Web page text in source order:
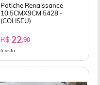
Potiche Renaissance
10,5CMX9CM 5428 -
(COLISEU)
R$ 22,90
à vista